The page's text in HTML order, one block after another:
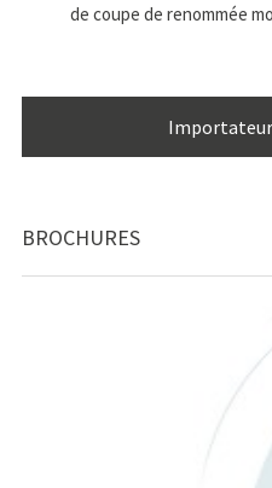
de coupe de renommée
Importateur
BROCHURES